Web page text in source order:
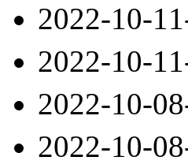
2022-10-11
2022-10-11
2022-10-08
2022-10-08